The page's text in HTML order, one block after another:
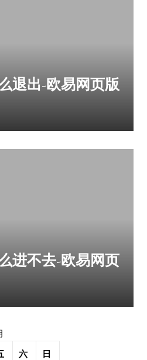
退出-欧易网页版
进不去-欧易网页
六 日